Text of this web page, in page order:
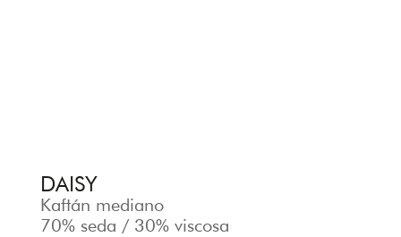
DAISY
Kaftán mediano
70% seda / 30% viscosa